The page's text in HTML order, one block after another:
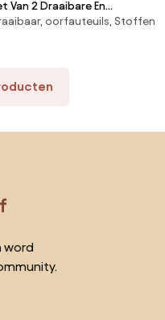
Van 2 Draaibare En
Fauteuils In Bouclé
oorfauteuils, Stoffen
word